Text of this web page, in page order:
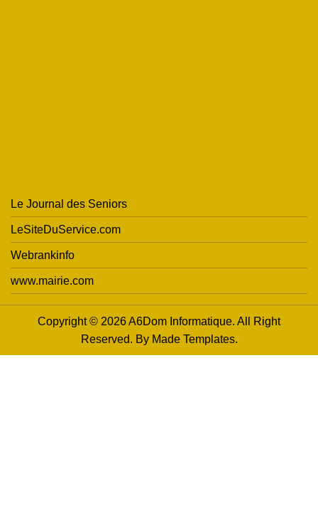
Le Journal des Seniors
LeSiteDuService.com
Webrankinfo
www.mairie.com
Copyright © 2026 A6Dom Informatique. All Right
Reserved. By Made Templates.